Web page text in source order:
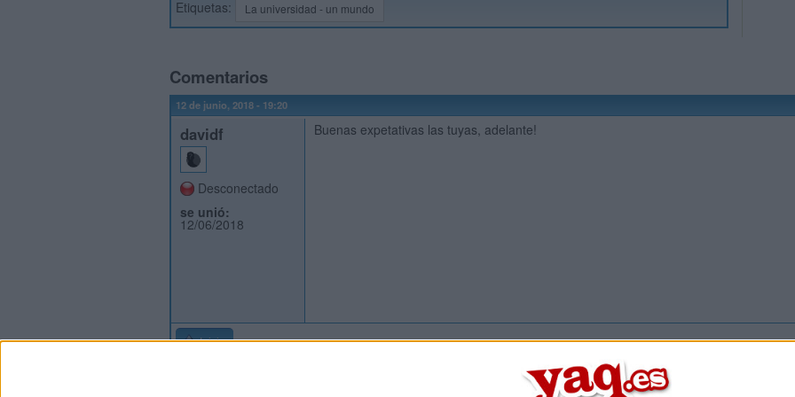
Etiquetas: La universidad - un mundo
Comentarios
12 de junio, 2018 - 19:20
davidf
Desconectado
se unió:
12/06/2018
Buenas expetativas las tuyas, adelante!
Inicio Inicia